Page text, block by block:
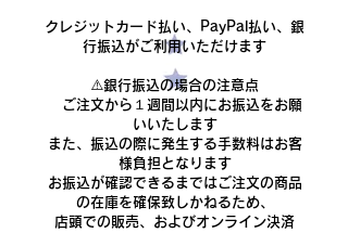
クレジットカード払い、PayPal払い、銀
行振込がご利用いただけます
​⚠️銀行振込の場合の注意点
ご注文から１週間以内にお振込をお願
いいたします
また、振込の際に発生する手数料はお客
様負担となります
​お振込が確認できるまではご注文の商品
の在庫を確保致しかねるため、
店頭での販売、およびオンライン決済